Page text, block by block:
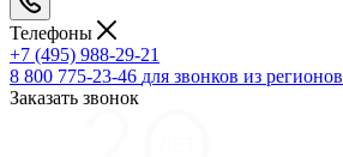
Телефоны
+7 (495) 988-29-21
8 800 775-23-46 для звонков из регионов
Заказать звонок